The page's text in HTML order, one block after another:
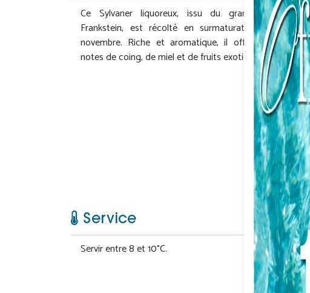
Ce Sylvaner liquoreux, issu du grand cru
Frankstein, est récolté en surmaturation fin
novembre. Riche et aromatique, il offre des
notes de coing, de miel et de fruits exotiques.
Service
Servir entre 8 et 10°C.